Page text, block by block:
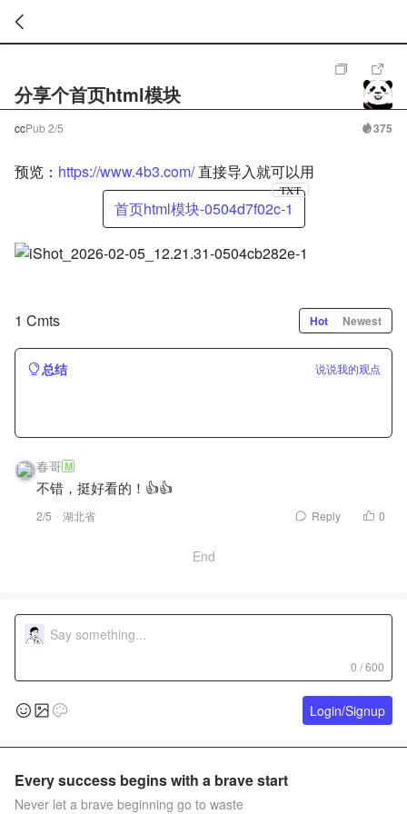
分享个首页html模块
ccPub2/5 375
预览： https://www.4b3.com/直接导入就可以用
首页html模块-0504d7f02c-1
TXT
1 Cmts Hot Newest
总结 说说我的观点
春哥M
不错，挺好看的！👍👍
2/5 湖北省 Reply 0
End
0 / 600
Login/Signup
Every success begins with a brave start
Never let a brave beginning go to waste